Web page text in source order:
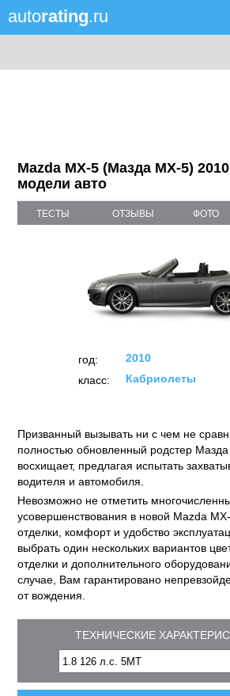
autorating.ru
Mazda MX-5 (Мазда MX-5)
модели авто
ТЕСТЫ ОТЗЫВЫ ФОТО
год:
2010
класс:
Кабриолеты
Призванный вызывать ни с чем не
полностью обновленный родстер
восхищает, предлагая испытать
водителя и автомобиля.
Невозможно не отметить
усовершенствования в новой Mazda
отделки, комфорт и удобство
выбрать один нескольких вариантов
отделки и дополнительного
случае, Вам гарантировано
от вождения.
ТЕХНИЧЕСКИЕ